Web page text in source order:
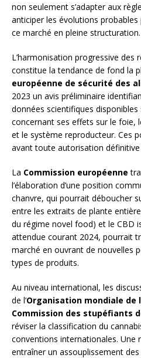
non seulement s’adapter aux
anticiper les évolutions
ce marché en pleine structuration.
L’harmonisation progressive des
constitue la tendance de fond la
européenne de sécurité des
2023 un avis préliminaire
données scientifiques
concernant ses effets sur le foie,
et le système reproducteur. Ces
avant toute autorisation
La Commission européenne
l’élaboration d’une position
chanvre, qui pourrait déboucher
entre les extraits de plante
du régime novel food) et le CBD
attendue courant 2024, pourrait
marché en ouvrant de nouvelles
types de produits.
Au niveau international, les
de l’Organisation mondiale de
Commission des stupéfiants
réviser la classification du
conventions internationales. Une
entraîner un assouplissement